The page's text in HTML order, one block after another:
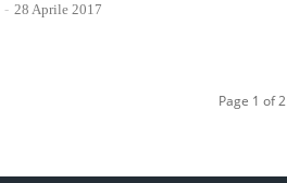
- 28 Aprile 2017
Page 1 of 2